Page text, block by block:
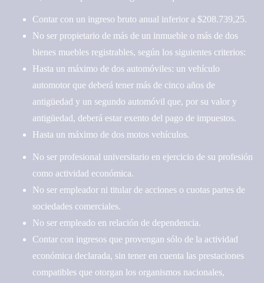
Contar con un ingreso bruto anual inferior a $208.739,25.
No ser propietario de más de un inmueble o más de dos
bienes muebles registrables, según los siguientes criterios:
Hasta un máximo de dos automóviles: un vehículo
automotor que deberá tener más de cinco años de
antigüedad y un segundo automóvil que, por su valor y
antigüedad, deberá estar exento del pago de impuestos.
Hasta un máximo de dos motos vehículos.
No ser profesional universitario en ejercicio de su profesión
como actividad económica.
No ser empleador ni titular de acciones o cuotas partes de
sociedades comerciales.
No ser empleado en relación de dependencia.
Contar con ingresos que provengan sólo de la actividad
económica declarada, sin tener en cuenta las prestaciones
compatibles que otorgan los organismos nacionales,